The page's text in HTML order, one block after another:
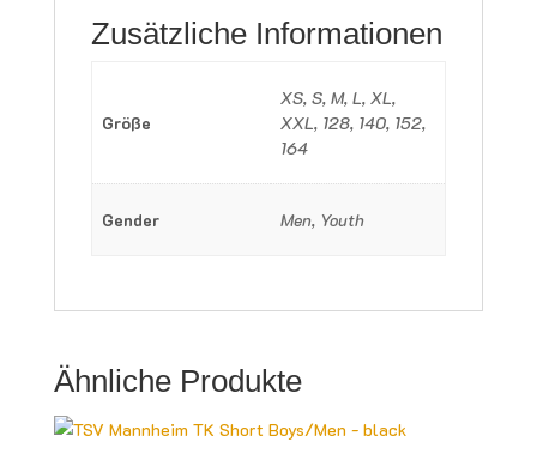
Zusätzliche Informationen
Größe
XS, S, M, L, XL,
XXL, 128, 140, 152,
164
Gender Men, Youth
Ähnliche Produkte